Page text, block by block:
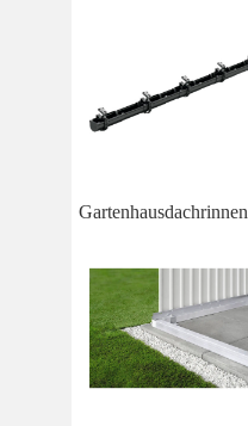
Gartenhausdachrinnen